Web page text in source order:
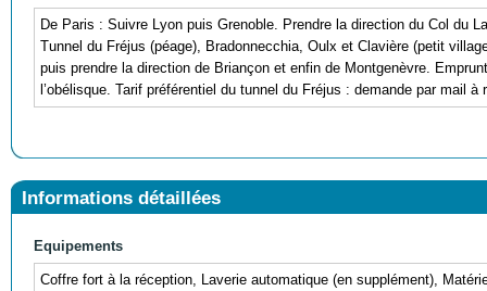
De Paris : Suivre Lyon puis Grenoble. Prendre la direction du Col du
Tunnel du Fréjus (péage), Bradonnecchia, Oulx et Clavière (petit
puis prendre la direction de Briançon et enfin de Montgenèvre.
l’obélisque. Tarif préférentiel du tunnel du Fréjus : demande par mail
Informations détaillées
Equipements
Coffre fort à la réception, Laverie automatique (en supplément),